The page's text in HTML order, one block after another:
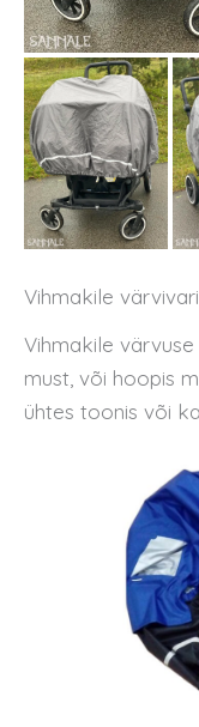
Vihmakile
Vihmakile
must, või hoopis
ühtes toonis või